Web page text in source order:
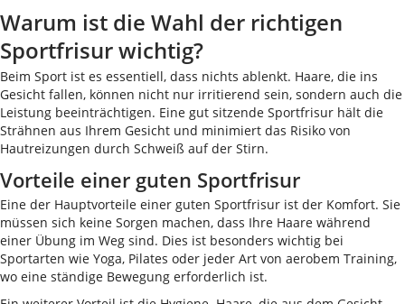
Warum ist die Wahl der richtigen
Sportfrisur wichtig?
Beim Sport ist es essentiell, dass nichts ablenkt. Haare, die ins
Gesicht fallen, können nicht nur irritierend sein, sondern auch die
Leistung beeinträchtigen. Eine gut sitzende Sportfrisur hält die
Strähnen aus Ihrem Gesicht und minimiert das Risiko von
Hautreizungen durch Schweiß auf der Stirn.
Vorteile einer guten Sportfrisur
Eine der Hauptvorteile einer guten Sportfrisur ist der Komfort. Sie
müssen sich keine Sorgen machen, dass Ihre Haare während
einer Übung im Weg sind. Dies ist besonders wichtig bei
Sportarten wie Yoga, Pilates oder jeder Art von aerobem Training,
wo eine ständige Bewegung erforderlich ist.